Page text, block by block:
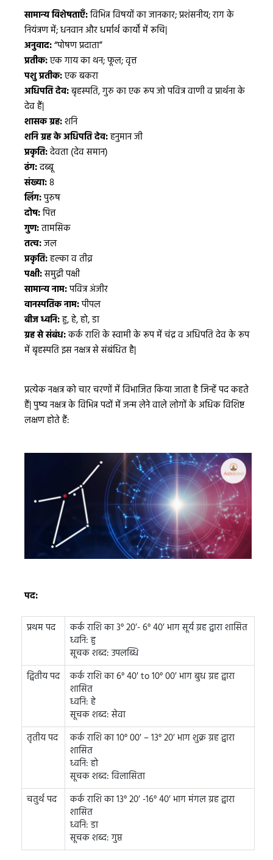
सामान्य विशेषताएँ:विभिन्न विषयों का जानकार; प्रशंसनीय; राग के
नियंत्रण में; धनवान और धर्मार्थ कार्यों में रूचि|
अनुवाद:“पोषण प्रदाता”
प्रतीक:एक गाय का थन; फूल; वृत्त
पशु प्रतीक:एक बकरा
अधिपति देव:बृहस्पति, गुरु का एक रूप जो पवित्र वाणी व प्रार्थना के
देव हैं|
शासक ग्रह:शनि
शनि ग्रह के अधिपति देव:हनुमान जी
प्रकृति:देवता (देव समान)
ढंग:दब्बू
संख्या:8
लिंग:पुरुष
दोष:पित्त
गुण:तामसिक
तत्व:जल
प्रकृति:हल्का व तीव्र
पक्षी:समुद्री पक्षी
सामान्य नाम:पवित्र अंजीर
वानस्पतिक नाम:पीपल
बीज ध्वनि:हु, हे, हो, डा
ग्रह से संबंध:कर्क राशि के स्वामी के रूप में चंद्र व अधिपति देव के रूप
में बृहस्पति इस नक्षत्र से संबंधित है|
प्रत्येक नक्षत्र को चार चरणों में विभाजित किया जाता है जिन्हें पद कहते
हैं| पुष्य नक्षत्र के विभिन्न पदों में जन्म लेने वाले लोगों के अधिक विशिष्ट
लक्षण होते हैं:
पद:
प्रथम पद
कर्क राशि का 3° 20′- 6° 40′ भाग सूर्य ग्रह द्वारा शासित
ध्वनि: हु
सूचक शब्द: उपलब्धि
द्वितीय पद
कर्क राशि का 6° 40′ to 10° 00′ भाग बुध ग्रह द्वारा
शासित
ध्वनि: हे
सूचक शब्द: सेवा
तृतीय पद
कर्क राशि का 10° 00′ – 13° 20′ भाग शुक्र ग्रह द्वारा
शासित
ध्वनि: हो
सूचक शब्द: विलासिता
चतुर्थ पद
कर्क राशि का 13° 20′ -16° 40′ भाग मंगल ग्रह द्वारा
शासित
ध्वनि: डा
सूचक शब्द: गुप्त